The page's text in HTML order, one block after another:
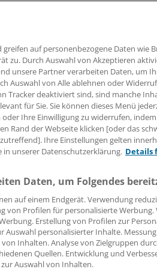
Antikörperprävalenz in der
den Ländern mit niedriger HCV-
Bulletin" (29/
liegen, da im Deutschen
aus Heil- und Pflegeanstalten,
ausgeschlossen wurden
und Wohnungslose und
weitere stärker betroffene
auf personenbezogene Daten wie
zu. Durch Auswahl von Akzeptieren
unsere Partner verarbeiten Daten, um
Auswahl von Alle ablehnen oder
Tracker deaktiviert sind, sind manche
für Sie. Sie können dieses Menü
Ihre Einwilligung zu widerrufen, indem
Rand der Webseite klicken [oder das
Ihre Einstellungen gelten
unserer Datenschutzerklärung. Details
Daten, um Folgendes
auf einem Endgerät. Verwendung
von Profilen für personalisierte
Erstellung von Profilen zur
personalisierter Inhalte.
Inhalten. Analyse von Zielgruppen
Quellen. Entwicklung und
Auswahl von Inhalten.